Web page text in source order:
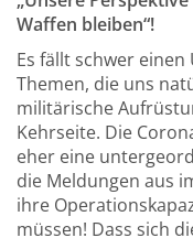
Waffen bleiben“!
Es fällt schwer
Themen, die uns
militärische
Kehrseite. Die
eher eine
die Meldungen aus
ihre
müssen! Dass sich